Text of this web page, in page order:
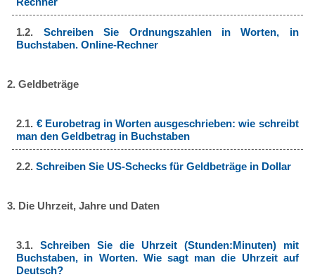
1.2. Schreiben Sie Ordnungszahlen in Worten, in
Buchstaben. Online-Rechner
2. Geldbeträge
2.1. € Eurobetrag in Worten ausgeschrieben: wie schreibt
man den Geldbetrag in Buchstaben
2.2.Schreiben Sie US-Schecks für Geldbeträge in Dollar
3. Die Uhrzeit, Jahre und Daten
3.1.Schreiben Sie die Uhrzeit (Stunden:Minuten) mit
Buchstaben, in Worten. Wie sagt man die Uhrzeit auf
Deutsch?